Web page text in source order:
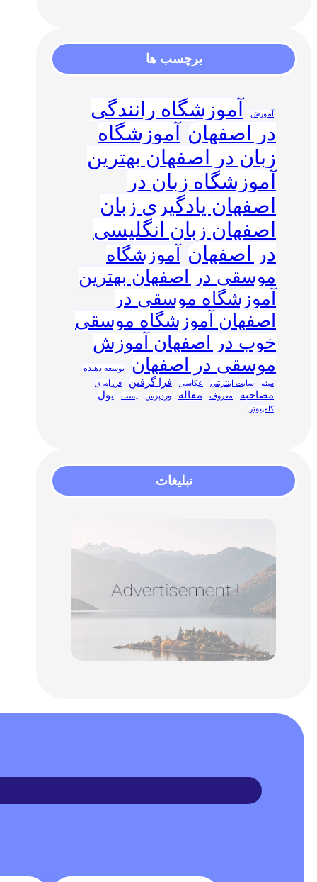
برچسب ها
آموزش
آموزشگاه رانندگی
در اصفهان
آموزشگاه
زبان در اصفهان بهترین
آموزشگاه زبان در
اصفهان یادگیری زبان
اصفهان زبان انگلیسی
در اصفهان آموزشگاه
موسقی در اصفهان بهترین
آموزشگاه موسقی در
اصفهان آموزشگاه موسقی
خوب در اصفهان آموزش
موسقی در اصفهان
توسعه دهنده
سئو
سایت اینترنتی عکاسی فرا گرفتن فن آوری
مصاحبه معروف مقاله وردپرس پست پول
کامپیوتر
تبلیغات